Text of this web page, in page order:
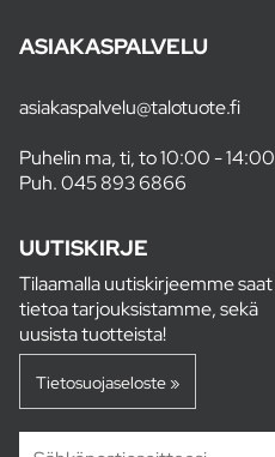
ASIAKASPALVELU
asiakaspalvelu@talotuote.fi
Puhelin ma, ti, to 10:00 - 14:00
Puh.045 893 6866
UUTISKIRJE
Tilaamalla uutiskirjeemme saat
tietoa tarjouksistamme, sekä
uusista tuotteista!
Tietosuojaseloste »